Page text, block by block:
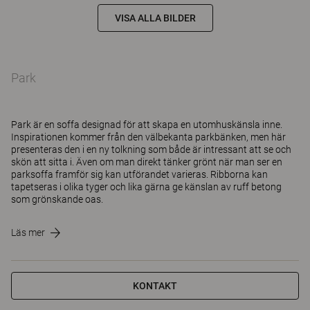
VISA ALLA BILDER
Park
Park är en soffa designad för att skapa en utomhuskänsla inne.
Inspirationen kommer från den välbekanta parkbänken, men här
presenteras den i en ny tolkning som både är intressant att se och
skön att sitta i. Även om man direkt tänker grönt när man ser en
parksoffa framför sig kan utförandet varieras. Ribborna kan
tapetseras i olika tyger och lika gärna ge känslan av ruff betong
som grönskande oas.
Läs mer
KONTAKT